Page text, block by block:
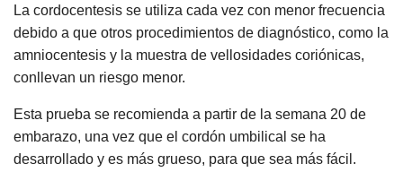
La cordocentesis se utiliza cada vez con menor frecuencia
debido a que otros procedimientos de diagnóstico, como la
amniocentesis y la muestra de vellosidades coriónicas,
conllevan un riesgo menor.
Esta prueba se recomienda a partir de la semana 20 de
embarazo, una vez que el cordón umbilical se ha
desarrollado y es más grueso, para que sea más fácil.